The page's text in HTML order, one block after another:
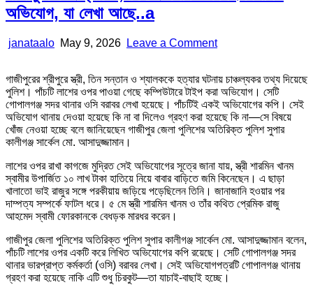
অভিযোগ, যা লেখা আছে..a
Author:
janataalo Published
May 9, 2026 Leave a Commenton
হ/
ত্যা:
ম,র/
দে/
হগুলোর
লিখিত
অভিযোগ,
যা
লেখা
গাজীপুরের শ্রীপুরে স্ত্রী, তিন সন্তান ও শ্যালককে হত্যার ঘটনায় চাঞ্চল্যকর তথ্য দিয়েছে
পুলিশ। পাঁচটি লাশের ওপর পাওয়া গেছে কম্পিউটারে টাইপ করা অভিযোগ। সেটি
গোপালগঞ্জ সদর থানার ওসি বরাবর লেখা হয়েছে। পাঁচটিই একই অভিযোগের কপি। সেই
অভিযোগ থানায় দেওয়া হয়েছে কি না বা দিলেও গ্রহণ করা হয়েছে কি না—সে বিষয়ে
খোঁজ নেওয়া হচ্ছে বলে জানিয়েছেন গাজীপুর জেলা পুলিশের অতিরিক্ত পুলিশ সুপার
কালীগঞ্জ সার্কেল মো. আসাদুজ্জামান।
লাশের ওপর রাখা কাগজে মুদ্রিত সেই অভিযোগের সূত্রে জানা যায়, স্ত্রী শারমিন খানম
স্বামীর উপার্জিত ১০ লাখ টাকা হাতিয়ে নিয়ে বাবার বাড়িতে জমি কিনেছেন। এ ছাড়া
খালাতো ভাই রাজুর সঙ্গে পরকীয়ায় জড়িয়ে পড়েছিলেন তিনি। জানাজানি হওয়ার পর
দাম্পত্য সম্পর্কে ফাটল ধরে। ৫ মে স্ত্রী শারমিন খানম ও তাঁর কথিত প্রেমিক রাজু
আহমেদ স্বামী ফোরকানকে বেধড়ক মারধর করেন।
গাজীপুর জেলা পুলিশের অতিরিক্ত পুলিশ সুপার কালীগঞ্জ সার্কেল মো. আসাদুজ্জামান বলেন,
পাঁচটি লাশের ওপর একটি করে লিখিত অভিযোগের কপি রয়েছে। সেটি গোপালগঞ্জ সদর
থানার ভারপ্রাপ্ত কর্মকর্তা (ওসি) বরাবর লেখা। সেই অভিযোগপত্রটি গোপালগঞ্জ থানায়
গ্রহণ করা হয়েছে নাকি এটি শুধু চিরকুট—তা যাচাই-বাছাই হচ্ছে।